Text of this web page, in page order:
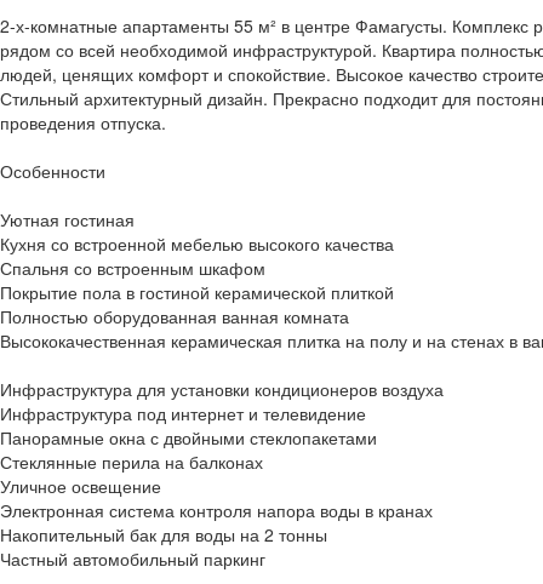
2-х-комнатные апартаменты 55 м² в центре Фамагусты. Комплекс
рядом со всей необходимой инфраструктурой. Квартира
людей, ценящих комфорт и спокойствие. Высокое качество
Стильный архитектурный дизайн. Прекрасно подходит для
проведения отпуска.
Особенности
Уютная гостиная
Кухня со встроенной мебелью высокого качества
Спальня со встроенным шкафом
Покрытие пола в гостиной керамической плиткой
Полностью оборудованная ванная комната
Высококачественная керамическая плитка на полу и на стенах в
Инфраструктура для установки кондиционеров воздуха
Инфраструктура под интернет и телевидение
Панорамные окна с двойными стеклопакетами
Стеклянные перила на балконах
Уличное освещение
Электронная система контроля напора воды в кранах
Накопительный бак для воды на 2 тонны
Частный автомобильный паркинг